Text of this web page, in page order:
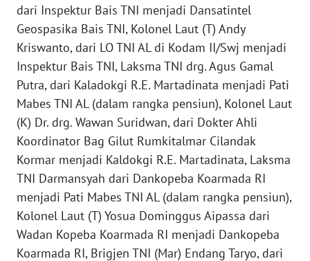
dari Inspektur Bais TNI menjadi Dansatintel
Geospasika Bais TNI, Kolonel Laut (T) Andy
Kriswanto, dari LO TNI AL di Kodam II/Swj menjadi
Inspektur Bais TNI, Laksma TNI drg. Agus Gamal
Putra, dari Kaladokgi R.E. Martadinata menjadi Pati
Mabes TNI AL (dalam rangka pensiun), Kolonel Laut
(K) Dr. drg. Wawan Suridwan, dari Dokter Ahli
Koordinator Bag Gilut Rumkitalmar Cilandak
Kormar menjadi Kaldokgi R.E. Martadinata, Laksma
TNI Darmansyah dari Dankopeba Koarmada RI
menjadi Pati Mabes TNI AL (dalam rangka pensiun),
Kolonel Laut (T) Yosua Dominggus Aipassa dari
Wadan Kopeba Koarmada RI menjadi Dankopeba
Koarmada RI, Brigjen TNI (Mar) Endang Taryo, dari
WN
DEPOK
WN
TAPANULI
UTARA
WN
SAMOSIR
WN
PADANG
LAWAS